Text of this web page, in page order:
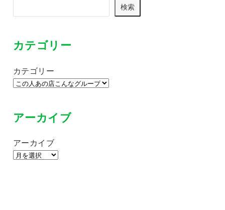
検索
カテゴリー
カテゴリー
アーカイブ
アーカイブ